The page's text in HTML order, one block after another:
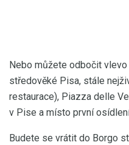
Nebo můžete odbočit
středověké Pisa, stále
restaurace), Piazza delle
v Pise a místo první
Budete se vrátit do Borgo